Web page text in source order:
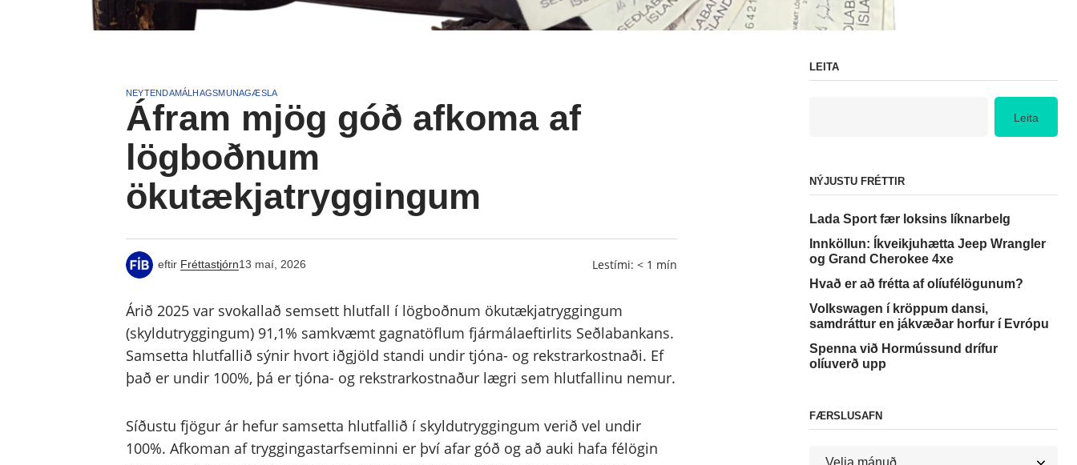
NEYTENDAMÁL HAGSMUNAGÆSLA
Áfram mjög góð afkoma af
lögboðnum
ökutækjatryggingum
eftir Fréttastjórn13 maí, 2026 Lestími: < 1 mín
Árið 2025 var svokallað semsett hlutfall í lögboðnum ökutækjatryggingum
(skyldutryggingum) 91,1% samkvæmt gagnatöflum fjármálaeftirlits Seðlabankans.
Samsetta hlutfallið sýnir hvort iðgjöld standi undir tjóna- og rekstrarkostnaði. Ef
það er undir 100%, þá er tjóna- og rekstrarkostnaður lægri sem hlutfallinu nemur.
Síðustu fjögur ár hefur samsetta hlutfallið í skyldutryggingum verið vel undir
100%. Afkoman af tryggingastarfseminni er því afar góð og að auki hafa félögin
LEITA
Leita
NÝJUSTU FRÉTTIR
Lada Sport fær loksins líknarbelg
Innköllun: Íkveikjuhætta Jeep Wrangler
og Grand Cherokee 4xe
Hvað er að frétta af olíufélögunum?
Volkswagen í kröppum dansi,
samdráttur en jákvæðar horfur í Evrópu
Spenna við Hormússund drífur
olíuverð upp
FÆRSLUSAFN